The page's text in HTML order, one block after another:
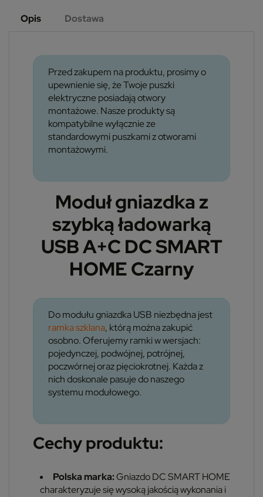
Opis Dostawa
Przed zakupem na produktu, prosimy o
upewnienie się, że Twoje puszki
elektryczne posiadają otwory
montażowe. Nasze produkty są
kompatybilne wyłącznie ze
standardowymi puszkami z otworami
montażowymi.
Moduł gniazdka z
szybką ładowarką
USB A+C DC SMART
HOME Czarny
Do modułu gniazdka USB niezbędna jest
ramka szklana, którą można zakupić
osobno. Oferujemy ramki w wersjach:
pojedynczej, podwójnej, potrójnej,
poczwórnej oraz pięciokrotnej. Każda z
nich doskonale pasuje do naszego
systemu modułowego.
Cechy produktu:
Polska marka:Gniazdo DC SMART HOME
charakteryzuje się wysoką jakością wykonania i